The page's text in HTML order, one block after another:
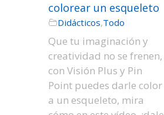
colorear un esqueleto
Didácticos,Todo
Que tu imaginación y
creatividad no se frenen,
con Visión Plus y Pin
Point puedes darle color
a un esqueleto, mira